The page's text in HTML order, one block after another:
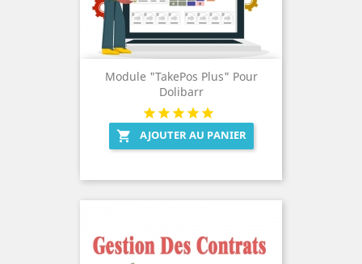
Module "TakePos Plus" Pour
Dolibarr
 AJOUTER AU PANIER